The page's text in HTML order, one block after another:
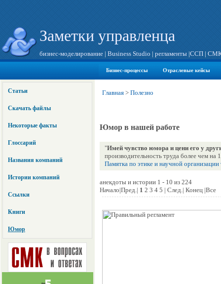
Заметки управленца
бизнес-моделирование | Business Studio | регламенты |ССП |
Бизнес-процессы Отраслевые кейсы
Статьи
Скачать файлы
Некоторые факты
Глоссарий
Названия компаний
Истории компаний
Ссылки
Книги
Юмор
Главная > Полезно
Юмор в нашей работе
"Имей чувство юмора и цени его у
производительность труда более чем на
Памятка по этике и научной организации
анекдоты и истории 1 - 10 из 224
Начало|Пред.| 1 2 3 4 5 | След.| Конец |Все